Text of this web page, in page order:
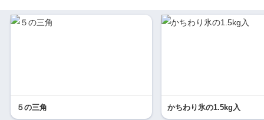
５の三角 かちわり氷の1.5kg入